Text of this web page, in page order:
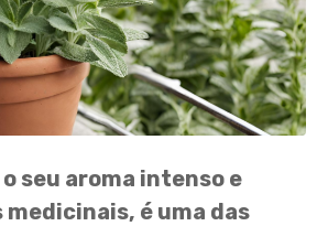
seu aroma intenso e
é uma das